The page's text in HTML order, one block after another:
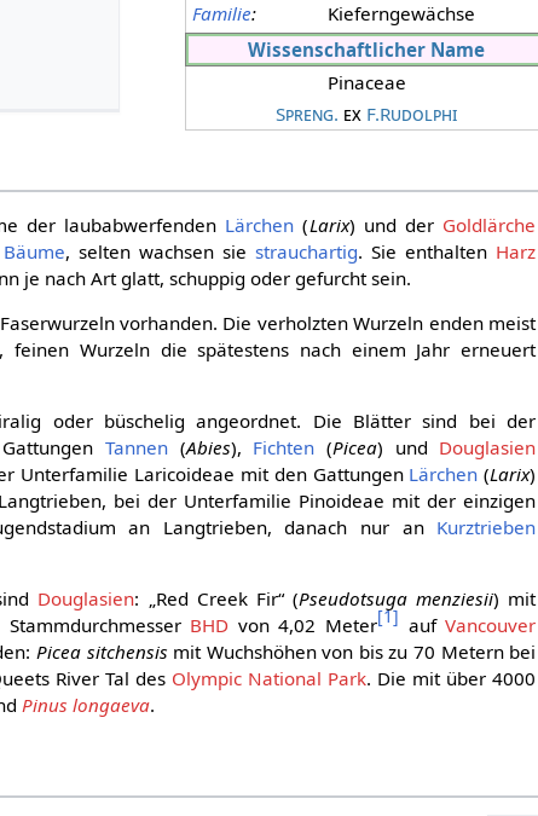
Familie:
Kieferngewächse
Wissenschaftlicher Name
Pinaceae
Spreng. ex F.Rudolphi
der laubabwerfenden Lärchen (Larix) und der Goldlärche
Bäume, selten wachsen siestrauchartig. Sie enthalten Harz
je nach Art glatt, schuppig oder gefurcht sein.
vorhanden. Die verholzten Wurzeln enden meist
, feinen Wurzeln die spätestens nach einem Jahr erneuert
oder büschelig angeordnet. Die Blätter sind bei der
Tannen (Abies), Fichten (Picea) und Douglasien
Unterfamilie Laricoideae mit den Gattungen Lärchen (Larix)
bei der Unterfamilie Pinoideae mit der einzigen
an Langtrieben, danach nur an Kurztrieben
Douglasien: „Red Creek Fir“ (Pseudotsuga menziesii) mit
BHD von 4,02 Meter[1] aufVancouver
Picea sitchensis mit Wuchshöhen von bis zu 70 Metern bei
River Tal des Olympic National Park. Die mit über 4000
Pinus longaeva.